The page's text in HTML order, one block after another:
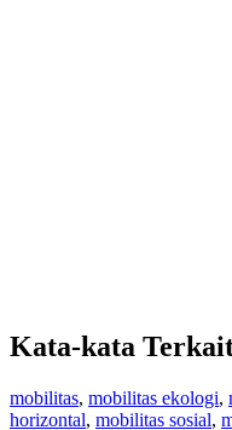
Kata-kata
mobilitas, mobilitas ekologi,
horizontal, mobilitas sosial,